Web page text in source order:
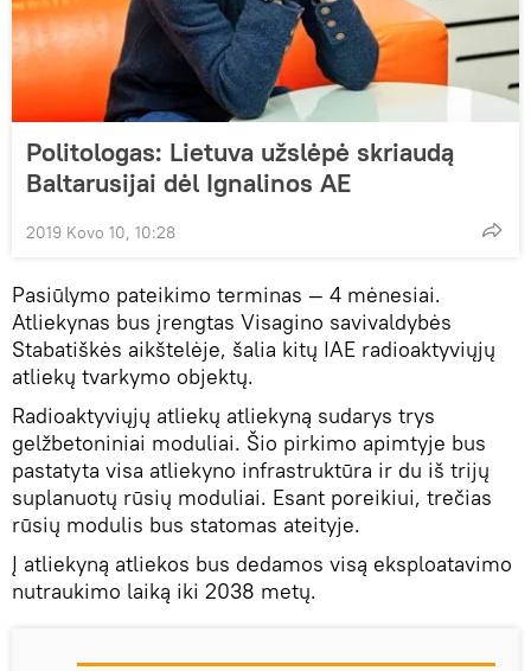
Politologas: Lietuva užslėpė skriaudą
Baltarusijai dėl Ignalinos AE
2019 Kovo 10, 10:28
Pasiūlymo pateikimo terminas — 4 mėnesiai.
Atliekynas bus įrengtas Visagino savivaldybės
Stabatiškės aikštelėje, šalia kitų IAE radioaktyviųjų
atliekų tvarkymo objektų.
Radioaktyviųjų atliekų atliekyną sudarys trys
gelžbetoniniai moduliai. Šio pirkimo apimtyje bus
pastatyta visa atliekyno infrastruktūra ir du iš trijų
suplanuotų rūsių moduliai. Esant poreikiui, trečias
rūsių modulis bus statomas ateityje.
Į atliekyną atliekos bus dedamos visą eksploatavimo
nutraukimo laiką iki 2038 metų.